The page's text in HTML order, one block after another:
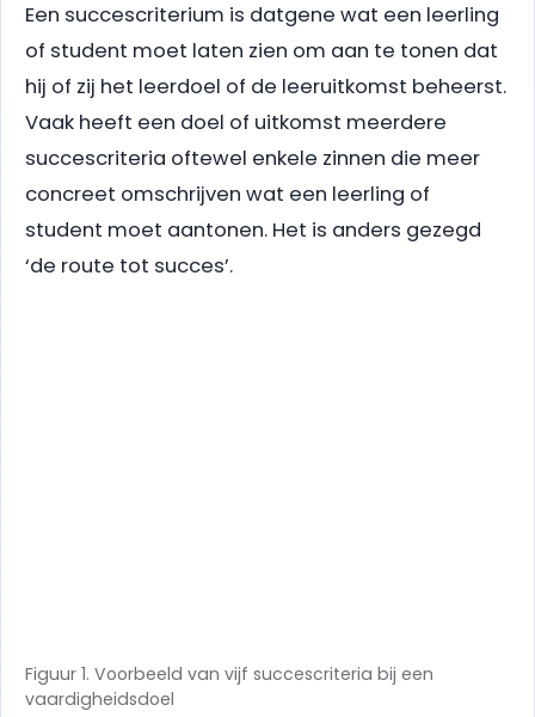
Een succescriterium is datgene wat een leerling
of student moet laten zien om aan te tonen dat
hij of zij het leerdoel of de leeruitkomst beheerst.
Vaak heeft een doel of uitkomst meerdere
succescriteria oftewel enkele zinnen die meer
concreet omschrijven wat een leerling of
student moet aantonen. Het is anders gezegd
‘de route tot succes’.
Figuur 1. Voorbeeld van vijf succescriteria bij een
vaardigheidsdoel